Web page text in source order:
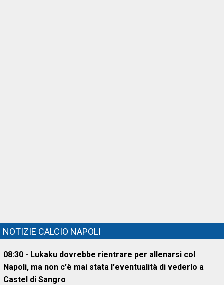
NOTIZIE CALCIO NAPOLI
08:30 - Lukaku dovrebbe rientrare per allenarsi col
Napoli, ma non c'è mai stata l'eventualità di vederlo a
Castel di Sangro